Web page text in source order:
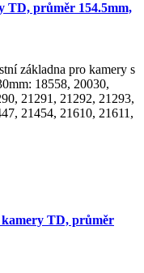
TD, průměr 154.5mm,
základna pro kamery s
18558, 20030,
21291, 21292, 21293,
21454, 21610, 21611,
kamery TD, průměr